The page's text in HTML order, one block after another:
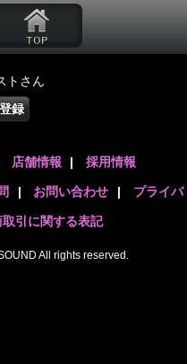
トさん
録
店舗情報 | 採用情報
| お問い合わせ | プライバ
引に関する表記
All rights reserved.